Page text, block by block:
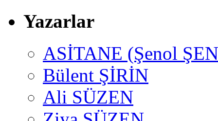
Yazarlar
ASİTANE (Şenol
Bülent ŞİRİN
Ali SÜZEN